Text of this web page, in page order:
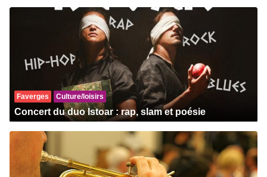
Faverges Culture/loisirs
Concert du duo Istoar : rap, slam et poésie